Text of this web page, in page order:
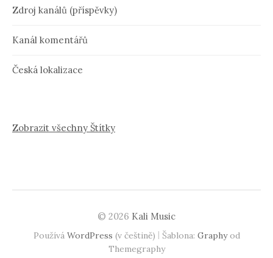
Zdroj kanálů (příspěvky)
Kanál komentářů
Česká lokalizace
Zobrazit všechny Štítky
© 2026 Kali Music
Používá WordPress (v češtině) | Šablona: Graphyod
Themegraphy